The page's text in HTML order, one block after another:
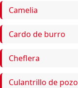
Camelia
Cardo de burro
Cheflera
Culantrillo de pozo